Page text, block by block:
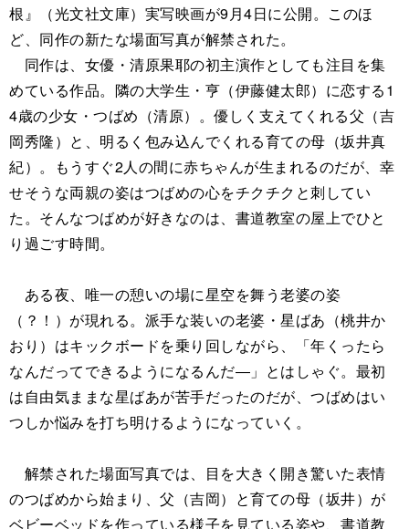
根』（光文社文庫）実写映画が9月4日に公開。このほ
ど、同作の新たな場面写真が解禁された。
同作は、女優・清原果耶の初主演作としても注目を集
めている作品。隣の大学生・亨（伊藤健太郎）に恋する1
4歳の少女・つばめ（清原）。優しく支えてくれる父（吉
岡秀隆）と、明るく包み込んでくれる育ての母（坂井真
紀）。もうすぐ2人の間に赤ちゃんが生まれるのだが、幸
せそうな両親の姿はつばめの心をチクチクと刺してい
た。そんなつばめが好きなのは、書道教室の屋上でひと
り過ごす時間。
ある夜、唯一の憩いの場に星空を舞う老婆の姿
（？！）が現れる。派手な装いの老婆・星ばあ（桃井か
おり）はキックボードを乗り回しながら、「年くったら
なんだってできるようになるんだ―」とはしゃぐ。最初
は自由気ままな星ばあが苦手だったのだが、つばめはい
つしか悩みを打ち明けるようになっていく。
解禁された場面写真では、目を大きく開き驚いた表情
のつばめから始まり、父（吉岡）と育ての母（坂井）が
ベビーベッドを作っている様子を見ている姿や、書道教